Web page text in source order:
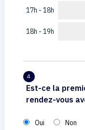
17h - 18h
18h - 19h
4
Est-ce la
rendez-vous
Oui Non